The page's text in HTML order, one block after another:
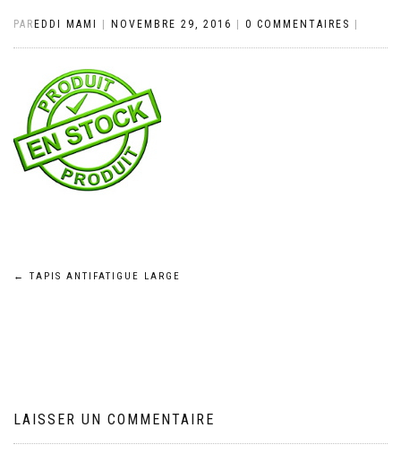
PAR EDDI MAMI NOVEMBRE 29, 2016 0 COMMENTAIRES
Navigation
← TAPIS ANTIFATIGUE LARGE
LAISSER UN COMMENTAIRE